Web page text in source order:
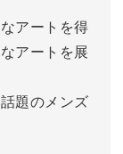
アートを得
アートを展
題のメンズ